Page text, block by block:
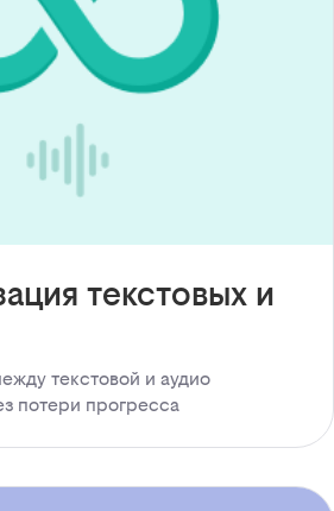
текстовых и
текстовой и аудио
потери прогресса